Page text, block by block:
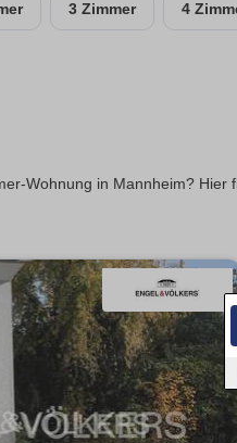
3 Zimmer 4
Wohnung in Mannheim?